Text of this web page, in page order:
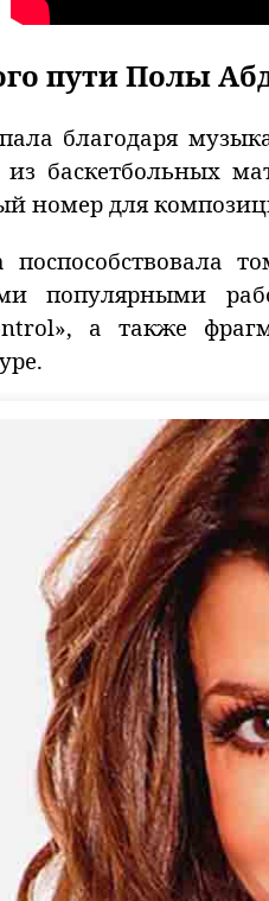
пути Полы
благодаря
из баскетбольных
номер для
поспособствовала
популярными
а также